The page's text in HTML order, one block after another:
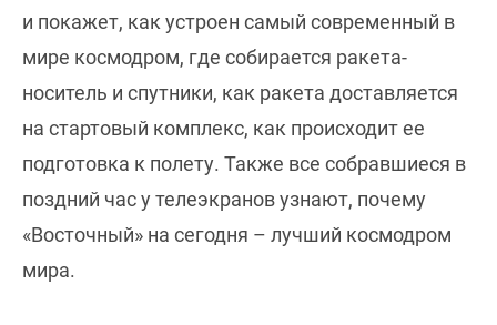
и покажет, как устроен самый современный в
мире космодром, где собирается ракета-
носитель и спутники, как ракета доставляется
на стартовый комплекс, как происходит ее
подготовка к полету. Также все собравшиеся в
поздний час у телеэкранов узнают, почему
«Восточный» на сегодня – лучший космодром
мира.